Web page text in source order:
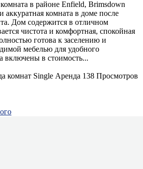
в районе Enfield, Brimsdown
аккуратная комната в доме после
Дом содержится в отличном
чистота и комфортная, спокойная
готова к заселению и
мебелью для удобного
включены в стоимость...
комнат Single Аренда 138 Просмотров